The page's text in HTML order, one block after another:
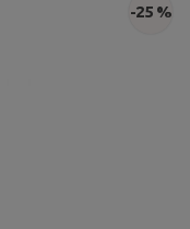
-25 %